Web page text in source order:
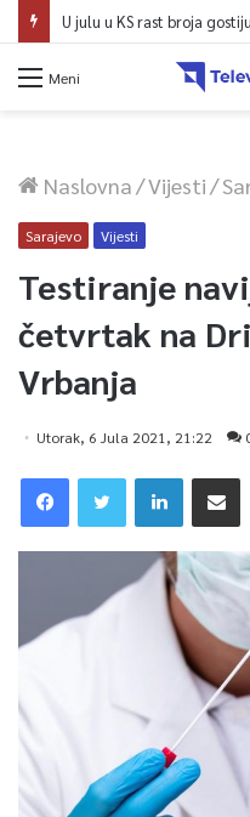
Meni
Naslovna/Vijesti/
Sarajevo Vijesti
Testiranje
četvrtak na
Vrbanja
Utorak, 6 Jula 2021, 21:22